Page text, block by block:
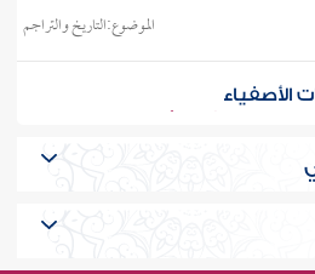
الموضوع:التاريخ والتراجم
الأصفياء
بن عبد الله بن أحمد بن إسحاق